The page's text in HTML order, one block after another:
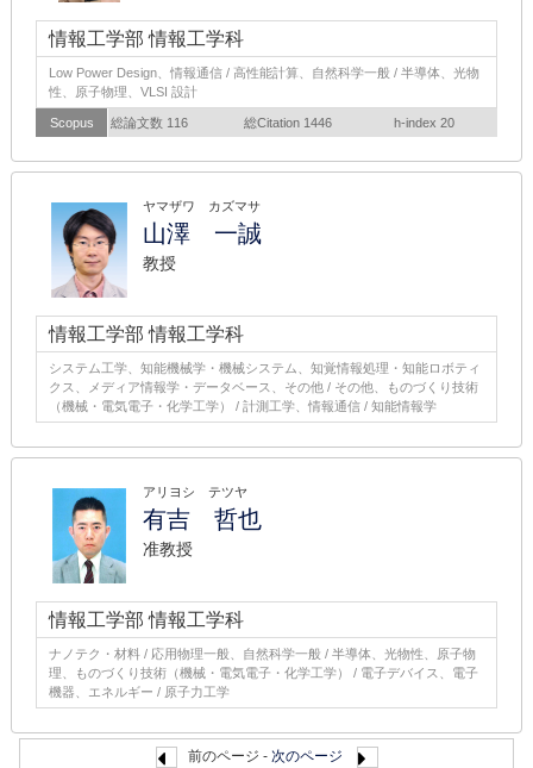
情報工学部 情報工学科
Low Power Design、情報通信 / 高性能計算、自然科学一般 / 半導体、光物
性、原子物理、VLSI 設計
Scopus 総論文数 116 総Citation 1446 h-index 20
ヤマザワ カズマサ
山澤 一誠
教授
情報工学部 情報工学科
システム工学、知能機械学・機械システム、知覚情報処理・知能ロボティ
クス、メディア情報学・データベース、その他 / その他、ものづくり技術
（機械・電気電子・化学工学） / 計測工学、情報通信 / 知能情報学
アリヨシ テツヤ
有吉 哲也
准教授
情報工学部 情報工学科
ナノテク・材料 / 応用物理一般、自然科学一般 / 半導体、光物性、原子物
理、ものづくり技術（機械・電気電子・化学工学） / 電子デバイス、電子
機器、エネルギー / 原子力工学
前のページ - 次のページ